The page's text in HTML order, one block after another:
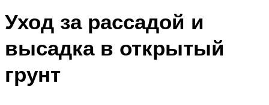
Уход за рассадой и
высадка в открытый
грунт